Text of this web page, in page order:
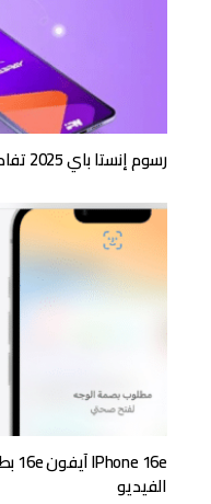
رسوم إنستا باي 2025 تفاصيل الرسوم الجديدة وكيفية تجنبها
الفيديو